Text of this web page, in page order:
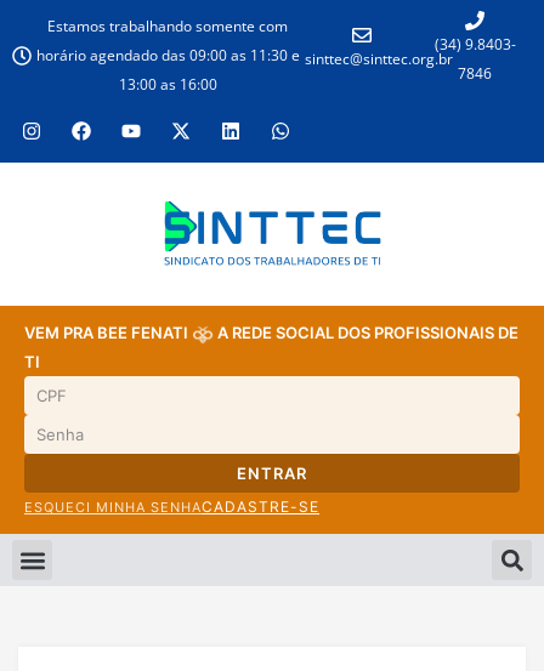
Estamos trabalhando somente com
horário agendado das 09:00 as 11:30 e
13:00 as 16:00
sinttec@sinttec.org.br
(34) 9.8403-
7846
VEM PRA BEE FENATI
A REDE SOCIAL DOS PROFISSIONAIS DE
TI
ENTRAR
ESQUECI MINHA SENHACADASTRE-SE